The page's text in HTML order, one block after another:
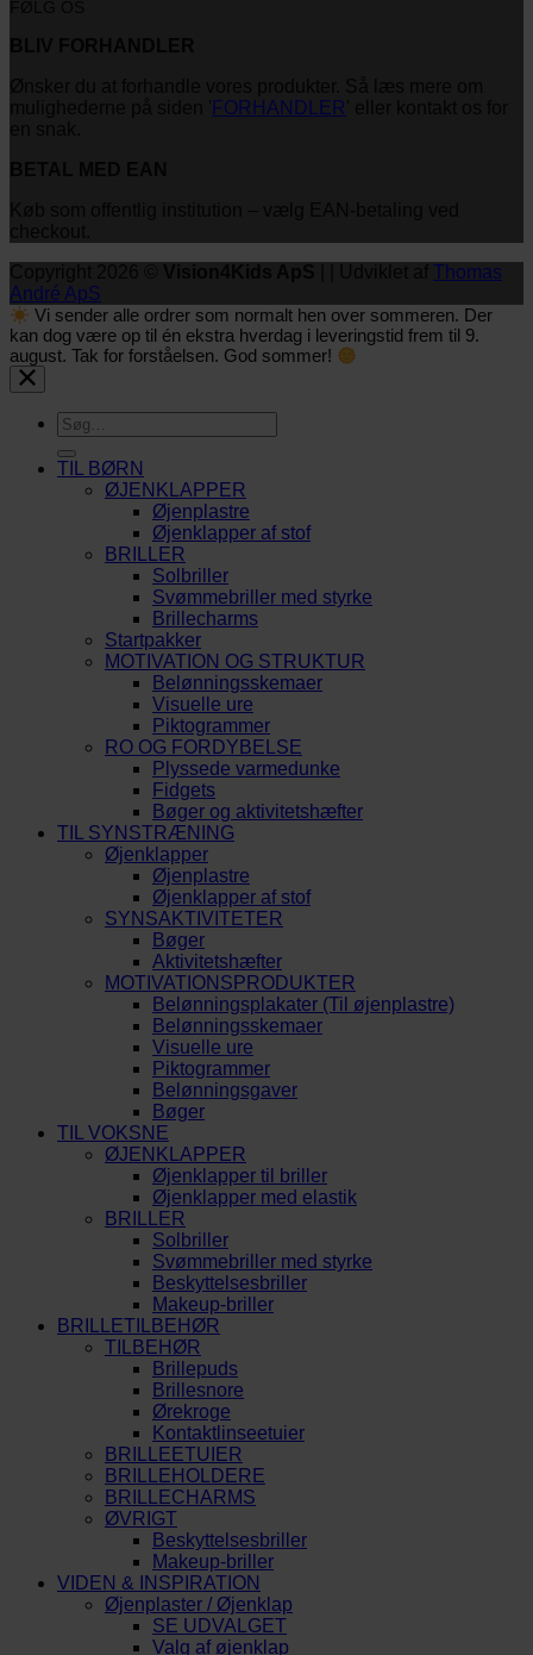
FORHANDLER
Thomas
André ApS
Vi sender alle ordrer som normalt hen over sommeren. Der
kan dog være op til én ekstra hverdag i leveringstid frem til 9.
august. Tak for forståelsen. God sommer!
Søg
efter:
TIL BØRN
ØJENKLAPPER
Øjenplastre
Øjenklapper af stof
BRILLER
Solbriller
Svømmebriller med styrke
Brillecharms
Startpakker
MOTIVATION OG STRUKTUR
Belønningsskemaer
Visuelle ure
Piktogrammer
RO OG FORDYBELSE
Plyssede varmedunke
Fidgets
Bøger og aktivitetshæfter
TIL SYNSTRÆNING
Øjenklapper
Øjenplastre
Øjenklapper af stof
SYNSAKTIVITETER
Bøger
Aktivitetshæfter
MOTIVATIONSPRODUKTER
Belønningsplakater (Til øjenplastre)
Belønningsskemaer
Visuelle ure
Piktogrammer
Belønningsgaver
Bøger
TIL VOKSNE
ØJENKLAPPER
Øjenklapper til briller
Øjenklapper med elastik
BRILLER
Solbriller
Svømmebriller med styrke
Beskyttelsesbriller
Makeup-briller
BRILLETILBEHØR
TILBEHØR
Brillepuds
Brillesnore
Ørekroge
Kontaktlinseetuier
BRILLEETUIER
BRILLEHOLDERE
BRILLECHARMS
ØVRIGT
Beskyttelsesbriller
Makeup-briller
VIDEN & INSPIRATION
Øjenplaster / Øjenklap
SE UDVALGET
Valg af øjenklap